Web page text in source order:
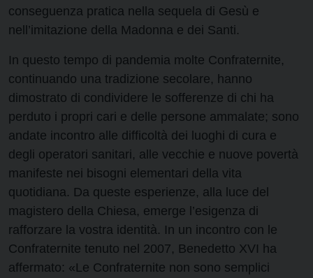
conseguenza pratica nella sequela di Gesù e
nell’imitazione della Madonna e dei Santi.
In questo tempo di pandemia molte Confraternite,
continuando una tradizione secolare, hanno
dimostrato di condividere le sofferenze di chi ha
perduto i propri cari e delle persone ammalate; sono
andate incontro alle difficoltà dei luoghi di cura e
degli operatori sanitari, alle vecchie e nuove povertà
manifeste nei bisogni elementari della vita
quotidiana. Da queste esperienze, alla luce del
magistero della Chiesa, emerge l’esigenza di
rafforzare la vostra identità. In un incontro con le
Confraternite tenuto nel 2007, Benedetto XVI ha
affermato: «Le Confraternite non sono semplici